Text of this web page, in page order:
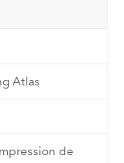
Atlas
de